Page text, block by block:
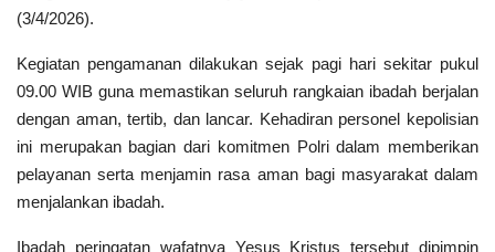
Policetube
IKM
(3/4/2026).
Kegiatan pengamanan dilakukan sejak pagi hari sekitar pukul
09.00 WIB guna memastikan seluruh rangkaian ibadah berjalan
dengan aman, tertib, dan lancar. Kehadiran personel kepolisian
ini merupakan bagian dari komitmen Polri dalam memberikan
pelayanan serta menjamin rasa aman bagi masyarakat dalam
menjalankan ibadah.
Ibadah peringatan wafatnya Yesus Kristus tersebut dipimpin